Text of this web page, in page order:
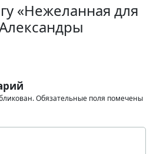
«Нежеланная для
Обязательные поля помечены